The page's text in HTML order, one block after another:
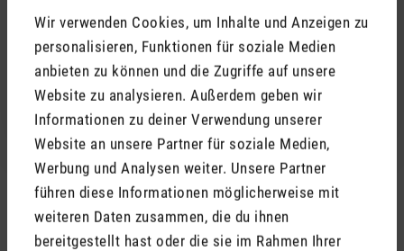
Wir verwenden Cookies, um Inhalte und Anzeigen zu
personalisieren, Funktionen für soziale Medien
anbieten zu können und die Zugriffe auf unsere
Website zu analysieren. Außerdem geben wir
Informationen zu deiner Verwendung unserer
Website an unsere Partner für soziale Medien,
Werbung und Analysen weiter. Unsere Partner
führen diese Informationen möglicherweise mit
weiteren Daten zusammen, die du ihnen
bereitgestellt hast oder die sie im Rahmen Ihrer
Bewertung mit 5 von 5 Sternen
Wow - einfach nur wow!
Die Verarbeitung ist einfach klasse, der zusätzliche
Luftfilter echt eine super Idee. Wunderbares Gerät das
jeden Euro wert ist.
Jetzt Produkt bewerten